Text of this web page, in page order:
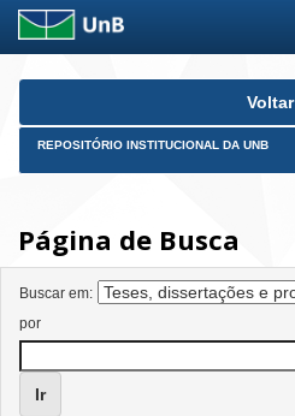
Skip
Voltar
REPOSITÓRIO INSTITUCIONAL DA UNB
Página de Busca
Buscar em:
por